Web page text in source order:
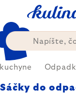
obsah
Sáčky do